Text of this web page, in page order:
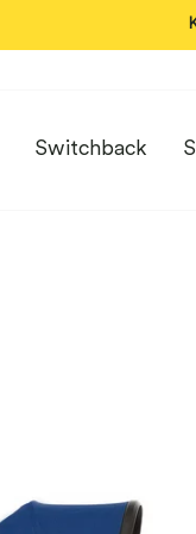
Switchback